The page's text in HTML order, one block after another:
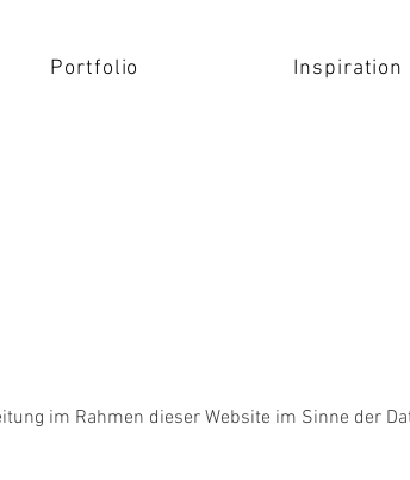
Portfolio Inspiration
im Rahmen dieser Website im Sinne der